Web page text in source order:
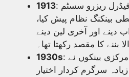
1913: ریاستہائے متحدہ میں فیڈرل ریزرو سسٹم
بینکنگ نظام پیش کیا،
دینے اور آخری لین دینے
بننے کا مقصد رکھتا تھا۔
1930s: برے دوران کی دوران، مرکزی بینکوں نے
سرگرم کردار اختیار